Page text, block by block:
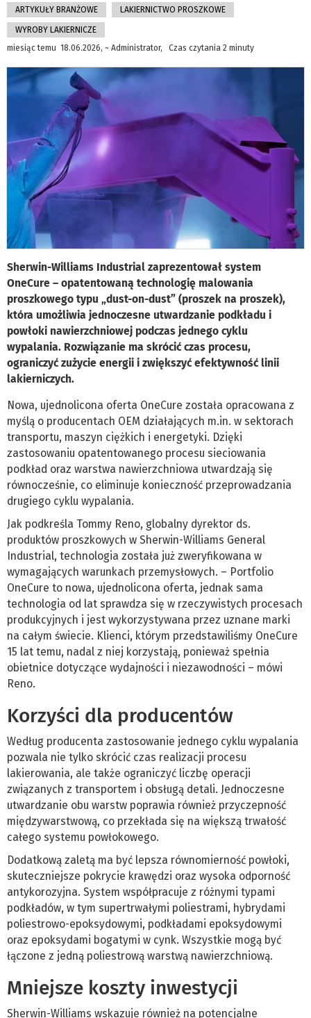
ARTYKUŁY BRANŻOWE LAKIERNICTWO PROSZKOWE
WYROBY LAKIERNICZE
miesiąc temu 18.06.2026, ~ Administrator, Czas czytania 2 minuty
Sherwin-Williams Industrial zaprezentował system
OneCure – opatentowaną technologię malowania
proszkowego typu „dust-on-dust” (proszek na proszek),
która umożliwia jednoczesne utwardzanie podkładu i
powłoki nawierzchniowej podczas jednego cyklu
wypalania. Rozwiązanie ma skrócić czas procesu,
ograniczyć zużycie energii i zwiększyć efektywność linii
lakierniczych.
Nowa, ujednolicona oferta OneCure została opracowana z
myślą o producentach OEM działających m.in. w sektorach
transportu, maszyn ciężkich i energetyki. Dzięki
zastosowaniu opatentowanego procesu sieciowania
podkład oraz warstwa nawierzchniowa utwardzają się
równocześnie, co eliminuje konieczność przeprowadzania
drugiego cyklu wypalania.
Jak podkreśla Tommy Reno, globalny dyrektor ds.
produktów proszkowych w Sherwin-Williams General
Industrial, technologia została już zweryfikowana w
wymagających warunkach przemysłowych. – Portfolio
OneCure to nowa, ujednolicona oferta, jednak sama
technologia od lat sprawdza się w rzeczywistych procesach
produkcyjnych i jest wykorzystywana przez uznane marki
na całym świecie. Klienci, którym przedstawiliśmy OneCure
15 lat temu, nadal z niej korzystają, ponieważ spełnia
obietnice dotyczące wydajności i niezawodności – mówi
Reno.
Korzyści dla producentów
Według producenta zastosowanie jednego cyklu wypalania
pozwala nie tylko skrócić czas realizacji procesu
lakierowania, ale także ograniczyć liczbę operacji
związanych z transportem i obsługą detali. Jednoczesne
utwardzanie obu warstw poprawia również przyczepność
międzywarstwową, co przekłada się na większą trwałość
całego systemu powłokowego.
Dodatkową zaletą ma być lepsza równomierność powłoki,
skuteczniejsze pokrycie krawędzi oraz wysoka odporność
antykorozyjna. System współpracuje z różnymi typami
podkładów, w tym supertrwałymi poliestrami, hybrydami
poliestrowo-epoksydowymi, podkładami epoksydowymi
oraz epoksydami bogatymi w cynk. Wszystkie mogą być
łączone z jedną poliestrową warstwą nawierzchniową.
Mniejsze koszty inwestycji
Sherwin-Williams wskazuje również na potencjalne